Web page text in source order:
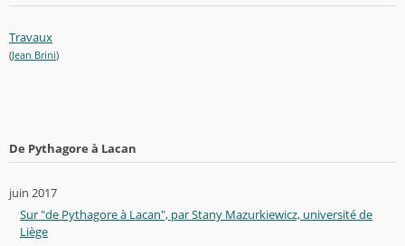
Travaux
(Jean Brini)
De Pythagore à Lacan
juin 2017
Sur "de Pythagore à Lacan", par Stany Mazurkiewicz, université de
Liège